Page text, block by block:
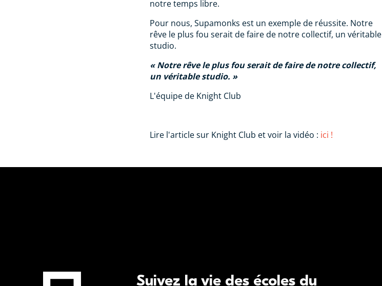
notre temps libre.
Pour nous, Supamonks est un exemple de réussite. Notre
rêve le plus fou serait de faire de notre collectif, un véritable
studio.
Notre rêve le plus fou serait de faire de notre collectif,
un véritable studio.
L'équipe de Knight Club
Lire l'article sur Knight Club et voir la vidéo : ici !
Suivez la vie des écoles du